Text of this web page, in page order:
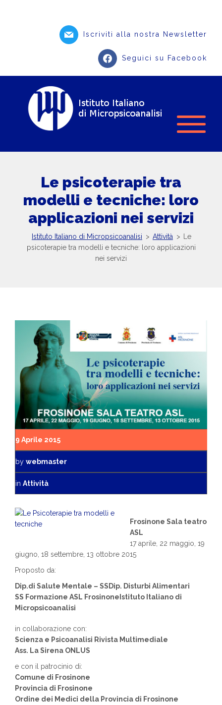
Iscriviti alla nostra Newsletter
Seguici su Facebook
Le psicoterapie tra
modelli e tecniche: loro
applicazioni nei servizi
Istituto Italiano di Micropsicoanalisi > Attività >
Le
psicoterapie tra modelli e tecniche: loro applicazioni
nei servizi
9 Aprile 2015
by webmaster
in Attività
Frosinone Sala teatro
ASL
17 aprile, 22 maggio, 19
giugno, 18 settembre, 13 ottobre 2015
Proposto da:
Dip.di Salute Mentale – SSDip. Disturbi Alimentari
SS Formazione ASL FrosinoneIstituto Italiano di
Micropsicoanalisi
in collaborazione con:
Scienza e Psicoanalisi Rivista Multimediale
Ass. La Sirena ONLUS
e con il patrocinio di:
Comune di Frosinone
Provincia di Frosinone
Ordine dei Medici della Provincia di Frosinone